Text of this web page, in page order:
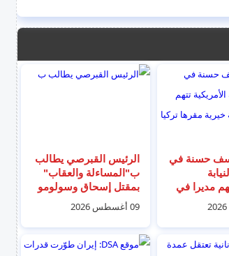
حسنة في
مديرا في
مقرها تركيا
الرئيس القبرصي يطالب
ب"المساءلة والعقاب"
بمقتل إسحاق وسولومو
سولوموس على يد
الاتراك في المنطقة
الحاجزة بعد 30 عاما
09 أغسطس 2026